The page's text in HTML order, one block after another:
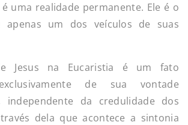
uma realidade permanente. Ele é o
apenas um dos veículos de suas
Jesus na Eucaristia é um fato
de sua vontade
independente da credulidade dos
dela que acontece a sintonia